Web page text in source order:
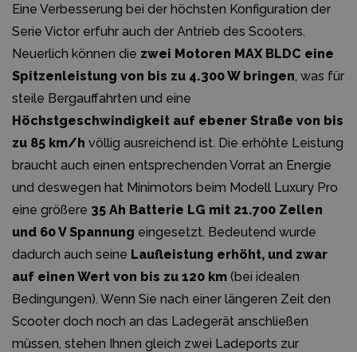
Eine Verbesserung bei der höchsten Konfiguration der
Serie Victor erfuhr auch der Antrieb des Scooters.
Neuerlich können die zwei Motoren MAX BLDC eine
Spitzenleistung von bis zu 4.300 W bringen, was für
steile Bergauffahrten und eine
Höchstgeschwindigkeit auf ebener Straße von bis
zu 85 km/h völlig ausreichend ist. Die erhöhte Leistung
braucht auch einen entsprechenden Vorrat an Energie
und deswegen hat Minimotors beim Modell Luxury Pro
eine größere 35 Ah Batterie LG mit 21.700 Zellen
und 60 V Spannung eingesetzt. Bedeutend wurde
dadurch auch seine Laufleistung erhöht, und zwar
auf einen Wert von bis zu 120 km (bei idealen
Bedingungen). Wenn Sie nach einer längeren Zeit den
Scooter doch noch an das Ladegerät anschließen
müssen, stehen Ihnen gleich zwei Ladeports zur